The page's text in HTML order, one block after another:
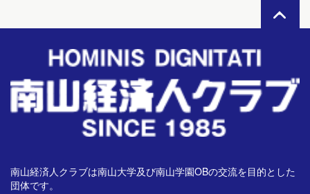
南山経済人クラブは南山大学及び南山学園OBの交流を目的とした
団体です。